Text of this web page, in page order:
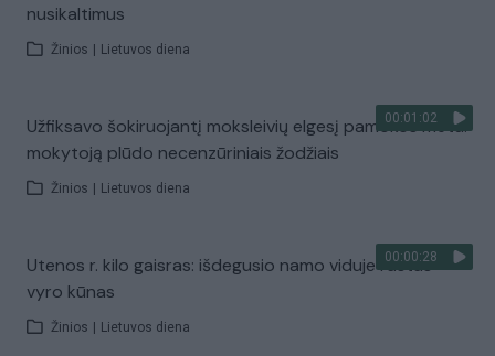
nusikaltimus
Žinios | Lietuvos diena
00:01:02
Užfiksavo šokiruojantį moksleivių elgesį pamokos metu:
mokytoją plūdo necenzūriniais žodžiais
Žinios | Lietuvos diena
00:00:28
Utenos r. kilo gaisras: išdegusio namo viduje rastas
vyro kūnas
Žinios | Lietuvos diena